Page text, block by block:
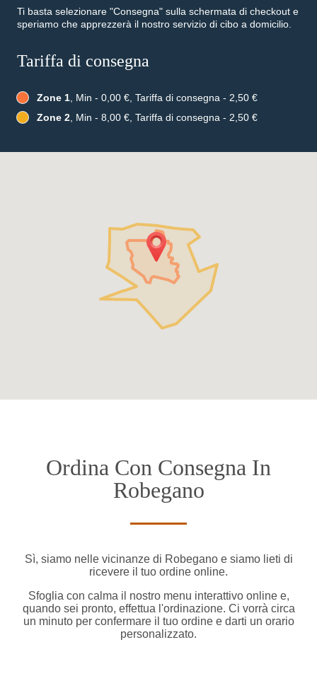
Ti basta selezionare "Consegna" sulla schermata di checkout e
speriamo che apprezzerà il nostro servizio di cibo a domicilio.
Tariffa di consegna
Zone 1, Min - 0,00 €, Tariffa di consegna - 2,50 €
Zone 2, Min - 8,00 €, Tariffa di consegna - 2,50 €
Ordina Con Consegna In
Robegano
Sì, siamo nelle vicinanze di Robegano e siamo lieti di
ricevere il tuo ordine online.
Sfoglia con calma il nostro menu interattivo online e,
quando sei pronto, effettua l'ordinazione. Ci vorrà circa
un minuto per confermare il tuo ordine e darti un orario
personalizzato.